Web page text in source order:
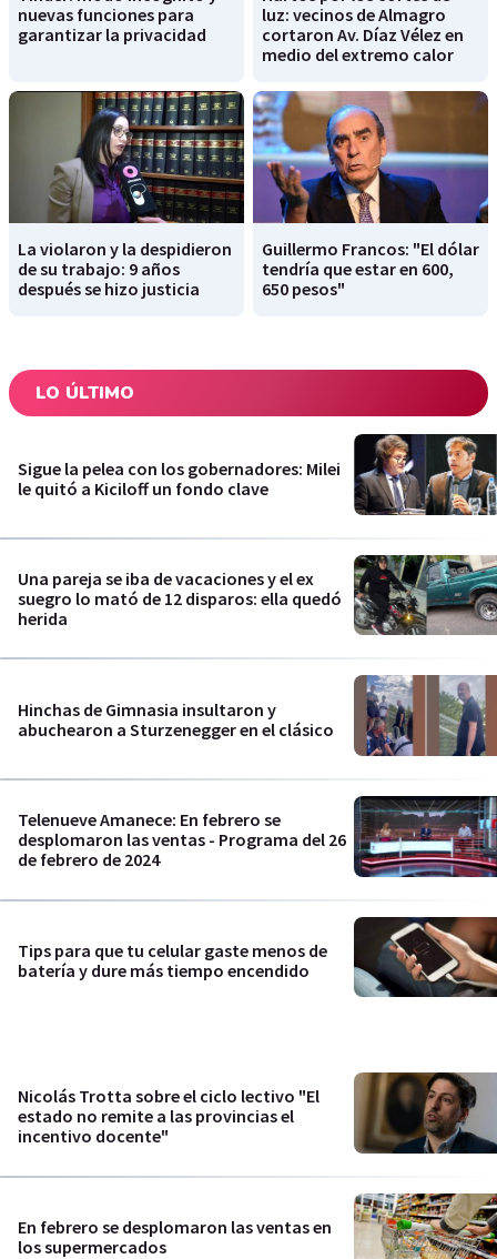
nuevas funciones para
garantizar la privacidad
luz: vecinos de Almagro
cortaron Av. Díaz Vélez en
medio del extremo calor
La violaron y la despidieron
de su trabajo: 9 años
después se hizo justicia
Guillermo Francos: "El dólar
tendría que estar en 600,
650 pesos"
LO ÚLTIMO
Sigue la pelea con los gobernadores: Milei
le quitó a Kiciloff un fondo clave
Una pareja se iba de vacaciones y el ex
suegro lo mató de 12 disparos: ella quedó
herida
Hinchas de Gimnasia insultaron y
abuchearon a Sturzenegger en el clásico
Telenueve Amanece: En febrero se
desplomaron las ventas - Programa del 26
de febrero de 2024
Tips para que tu celular gaste menos de
batería y dure más tiempo encendido
Nicolás Trotta sobre el ciclo lectivo "El
estado no remite a las provincias el
incentivo docente"
En febrero se desplomaron las ventas en
los supermercados